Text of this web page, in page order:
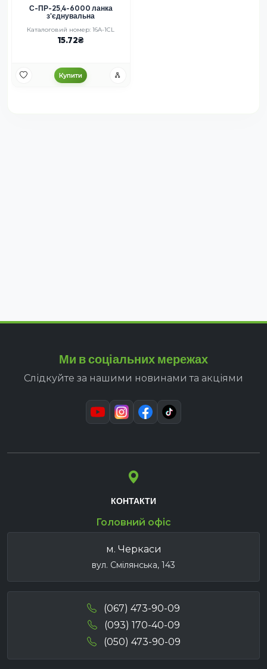
С-ПР-25,4-6000 ланка
з'єднувальна
Каталоговий номер: 16A-1CL
15.72
Купити
Ми в соціальних мережах
Слідкуйте за нашими новинами та акціями
КОНТАКТИ
Головний офіс
м. Черкаси
вул. Смілянська, 143
(067) 473-90-09
(093) 170-40-09
(050) 473-90-09